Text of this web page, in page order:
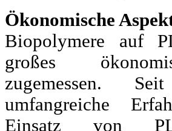
Ökonomische
Biopolymere auf
großes
zugemessen.
umfangreiche
Einsatz von